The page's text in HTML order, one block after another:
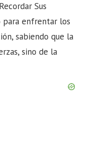
Sus
para enfrentar los
sabiendo que la
sino de la